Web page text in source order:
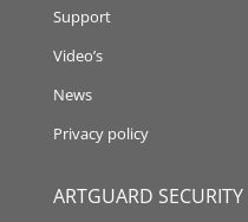
Support
Video’s
News
Privacy policy
ARTGUARD SECURITY